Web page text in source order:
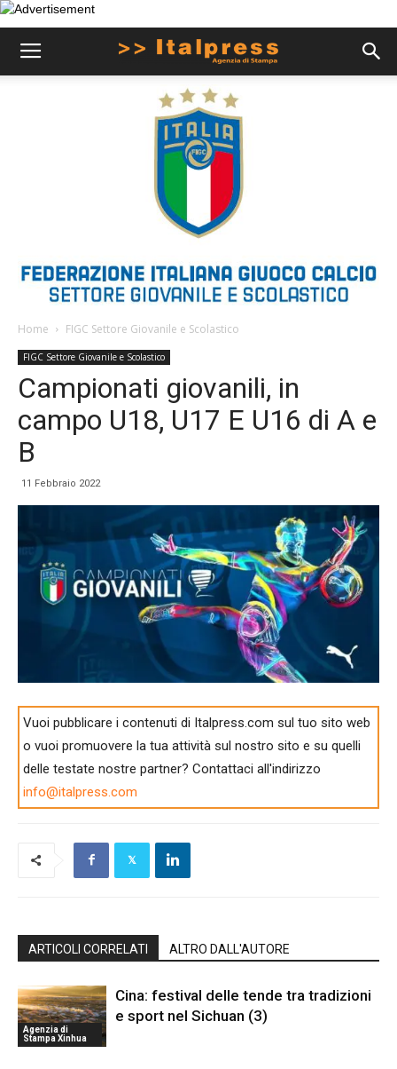
Home FIGC Settore Giovanile e Scolastico
FIGC Settore Giovanile e Scolastico
Campionati giovanili, in
campo U18, U17 E U16 di A e
B
11 Febbraio 2022
Vuoi pubblicare i contenuti di Italpress.com sul tuo sito web
o vuoi promuovere la tua attività sul nostro sito e su quelli
delle testate nostre partner? Contattaci all'indirizzo
info@italpress.com
ARTICOLI CORRELATI ALTRO DALL'AUTORE
Agenzia di
Stampa Xinhua
Cina: festival delle tende tra tradizioni
e sport nel Sichuan (3)